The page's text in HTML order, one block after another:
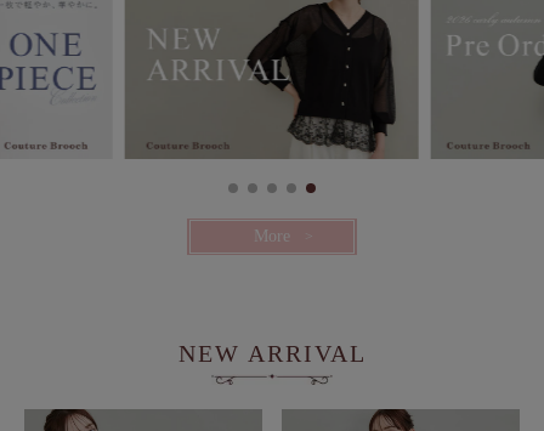
More
NEW ARRIVAL